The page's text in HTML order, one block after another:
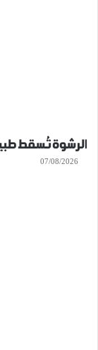
الرشوة تُسقط طبيبا و3 آخرين
07/08/2026